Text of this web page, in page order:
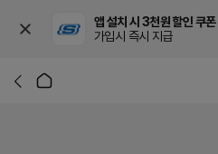
앱 설치 시 3천원 할인 쿠폰
가입시 즉시 지급